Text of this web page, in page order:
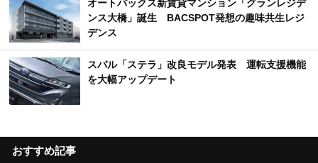
オートバックス新賃貸マンション「グランレジデ
ンス大橋」誕生 BACSPOT発想の趣味共生レジ
デンス
スバル「ステラ」改良モデル発表 運転支援機能
を大幅アップデート
おすすめ記事